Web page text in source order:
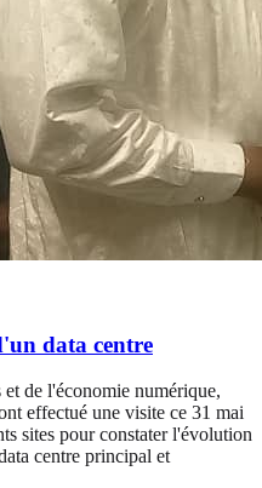
data centre
de l'économie numérique,
effectué une visite ce 31 mai
sites pour constater l'évolution
centre principal et